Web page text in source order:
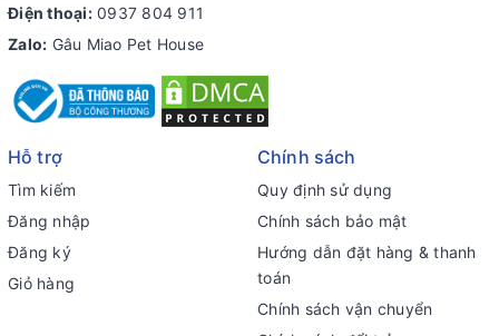
Điện thoại: 0937 804 911
Zalo: Gâu Miao Pet House
Hỗ trợ
Tìm kiếm
Đăng nhập
Đăng ký
Giỏ hàng
Chính sách
Quy định sử dụng
Chính sách bảo mật
Hướng dẫn đặt hàng & thanh
toán
Chính sách vận chuyển